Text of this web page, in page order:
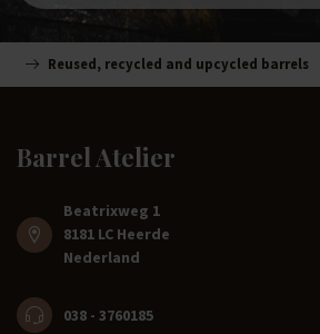
Reused, recycled and upcycled barrels
Barrel Atelier
Beatrixweg 1
8181 LC Heerde
Nederland
038 - 3760185